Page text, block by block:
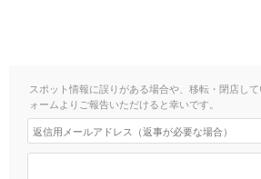
スポット情報に誤りがある場合や、移転・閉店し
ォームよりご報告いただけると幸いです。